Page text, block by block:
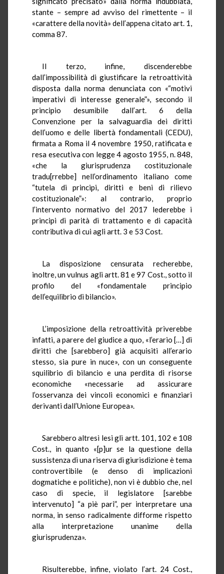
stante – sempre ad avviso del rimettente – il
«carattere della novità» dell’appena citato art. 1,
comma 87.
Il terzo, infine, discenderebbe
dall’impossibilità di giustificare la retroattività
disposta dalla norma denunciata con «“motivi
imperativi di interesse generale”», secondo il
principio desumibile dall’art. 6 della
Convenzione per la salvaguardia dei diritti
dell’uomo e delle libertà fondamentali (CEDU),
firmata a Roma il 4 novembre 1950, ratificata e
resa esecutiva con legge 4 agosto 1955, n. 848,
«che la giurisprudenza costituzionale
tradu[rrebbe] nell’ordinamento italiano come
“tutela di principi, diritti e beni di rilievo
costituzionale”»: al contrario, proprio
l’intervento normativo del 2017 lederebbe i
principi di parità di trattamento e di capacità
contributiva di cui agli artt. 3 e 53 Cost.
La disposizione censurata recherebbe,
inoltre, un vulnus agli artt. 81 e 97 Cost., sotto il
profilo del «fondamentale principio
dell’equilibrio di bilancio».
L’imposizione della retroattività priverebbe
infatti, a parere del giudice a quo, «l’erario […] di
diritti che [sarebbero] già acquisiti all’erario
stesso, sia pure in nuce», con un conseguente
squilibrio di bilancio e una perdita di risorse
economiche «necessarie ad assicurare
l’osservanza dei vincoli economici e finanziari
derivanti dall’Unione Europea».
Sarebbero altresì lesi gli artt. 101, 102 e 108
Cost., in quanto «[p]ur se la questione della
sussistenza di una riserva di giurisdizione è tema
controvertibile (e denso di implicazioni
dogmatiche e politiche), non vi è dubbio che, nel
caso di specie, il legislatore [sarebbe
intervenuto] “a piè pari”, per interpretare una
norma, in senso radicalmente difforme rispetto
alla interpretazione unanime della
giurisprudenza».
Risulterebbe, infine, violato l’art. 24 Cost.,